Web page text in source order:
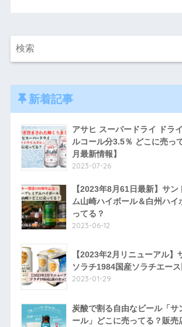
新着記事
アサヒ スーパードライ ドラ
ルコール分3.5％ どこに売っ
月最新情報】
2023-07-26
【2023年8月61日最新】サ
ム山崎ハイボール＆白州ハイ
ってる？
2023-06-12
【2023年2月リニューアル】
ソラチ1984国産ソラチエー
2023-01-29
炭酸で割る自由なビール「サ
ール」どこに売ってる？販売